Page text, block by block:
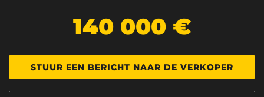
140 000 €
STUUR EEN BERICHT NAAR DE VERKOPER